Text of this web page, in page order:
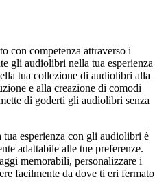
con competenza attraverso i
gli audiolibri nella tua esperienza
tua collezione di audiolibri alla
e alla creazione di comodi
di goderti gli audiolibri senza
esperienza con gli audiolibri è
adattabile alle tue preferenze.
memorabili, personalizzare i
facilmente da dove ti eri